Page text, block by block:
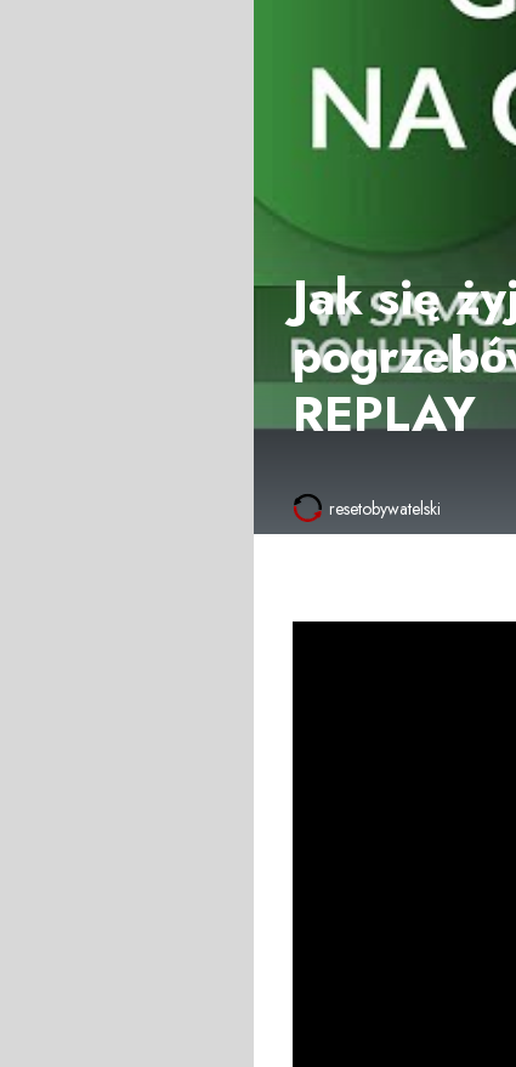
Jak się
REPLAY
resetobywatelski